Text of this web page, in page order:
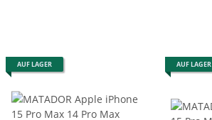
AUF LAGER AUF LAGER